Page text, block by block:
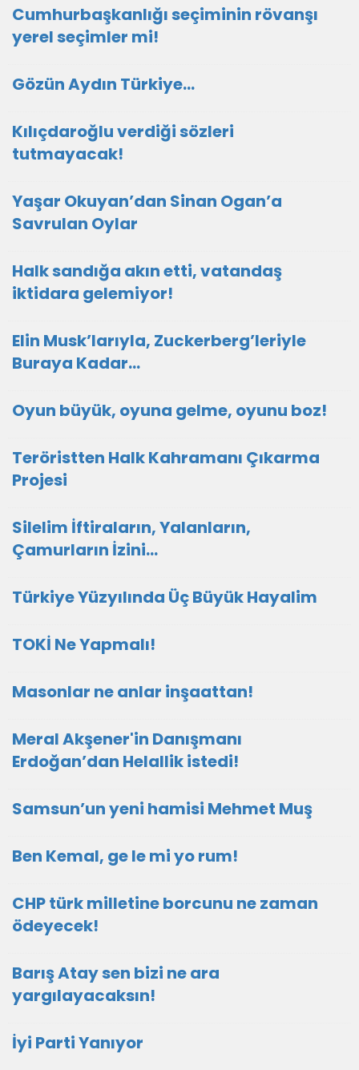
Cumhurbaşkanlığı seçiminin rövanşı
yerel seçimler mi!
Gözün Aydın Türkiye…
Kılıçdaroğlu verdiği sözleri
tutmayacak!
Yaşar Okuyan’dan Sinan Ogan’a
Savrulan Oylar
Halk sandığa akın etti, vatandaş
iktidara gelemiyor!
Elin Musk’larıyla, Zuckerberg’leriyle
Buraya Kadar…
Oyun büyük, oyuna gelme, oyunu boz!
Teröristten Halk Kahramanı Çıkarma
Projesi
Silelim İftiraların, Yalanların,
Çamurların İzini…
Türkiye Yüzyılında Üç Büyük Hayalim
TOKİ Ne Yapmalı!
Masonlar ne anlar inşaattan!
Meral Akşener'in Danışmanı
Erdoğan’dan Helallik istedi!
Samsun’un yeni hamisi Mehmet Muş
Ben Kemal, ge le mi yo rum!
CHP türk milletine borcunu ne zaman
ödeyecek!
Barış Atay sen bizi ne ara
yargılayacaksın!
İyi Parti Yanıyor